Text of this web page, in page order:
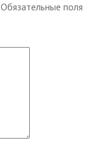
Обязательные поля